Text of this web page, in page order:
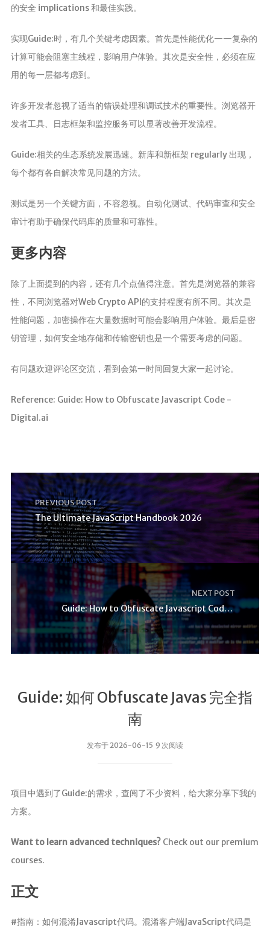
的安全 implications 和最佳实践。
实现Guide:时，有几个关键考虑因素。首先是性能优化——复杂的
计算可能会阻塞主线程，影响用户体验。其次是安全性，必须在应
用的每一层都考虑到。
许多开发者忽视了适当的错误处理和调试技术的重要性。浏览器开
发者工具、日志框架和监控服务可以显著改善开发流程。
Guide:相关的生态系统发展迅速。新库和新框架 regularly 出现，
每个都有各自解决常见问题的方法。
测试是另一个关键方面，不容忽视。自动化测试、代码审查和安全
审计有助于确保代码库的质量和可靠性。
更多内容
除了上面提到的内容，还有几个点值得注意。首先是浏览器的兼容
性，不同浏览器对Web Crypto API的支持程度有所不同。其次是
性能问题，加密操作在大量数据时可能会影响用户体验。最后是密
钥管理，如何安全地存储和传输密钥也是一个需要考虑的问题。
有问题欢迎评论区交流，看到会第一时间回复大家一起讨论。
Reference: Guide: How to Obfuscate Javascript Code -
Digital.ai
PREVIOUS POST
The Ultimate JavaScript Handbook 2026
NEXT POST
Guide: How to Obfuscate Javascript Code – Digital.
Guide: 如何 Obfuscate Javas 完全指
南
发布于 2026-06-15 9 次阅读
项目中遇到了Guide:的需求，查阅了不少资料，给大家分享下我的
方案。
Want to learn advanced techniques?Check out our premium
courses.
正文
#指南：如何混淆Javascript代码。混淆客户端JavaScript代码是